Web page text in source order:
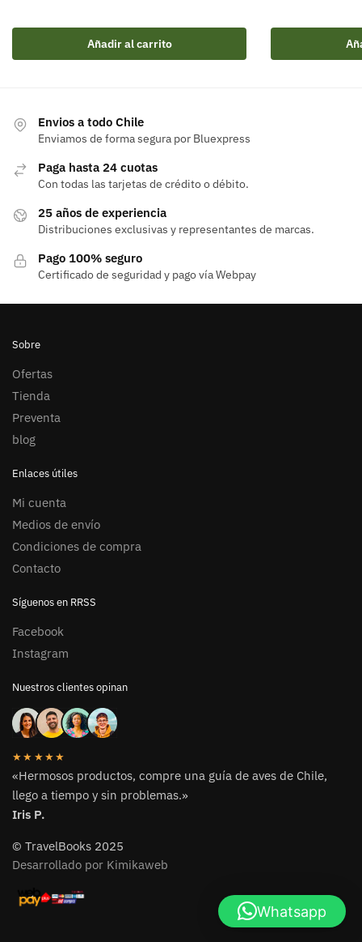
Añadir al carrito
Envios a todo Chile
Enviamos de forma segura por Bluexpress
Paga hasta 24 cuotas
Con todas las tarjetas de crédito o débito.
25 años de experiencia
Distribuciones exclusivas y representantes de marcas.
Pago 100% seguro
Certificado de seguridad y pago vía Webpay
Sobre
Ofertas
Tienda
Preventa
blog
Enlaces útiles
Mi cuenta
Medios de envío
Condiciones de compra
Contacto
Síguenos en RRSS
Facebook
Instagram
Nuestros clientes opinan
★★★★★
«Hermosos productos, compre una guía de aves de Chile,
llego a tiempo y sin problemas.»
Iris P.
© TravelBooks 2025
Desarrollado por Kimikaweb
Whatsapp